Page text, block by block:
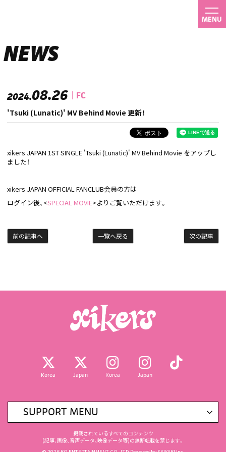
MENU
NEWS
2024.08.26 FC
'Tsuki (Lunatic)' MV Behind Movie 更新！
xikers JAPAN 1ST SINGLE 'Tsuki (Lunatic)' MV Behind Movie をアップし
ました！
xikers JAPAN OFFICIAL FANCLUB会員の方は
ログイン後、<SPECIAL MOVIE>よりご覧いただけます。
次の記事
一覧へ戻る
前の記事へ
Korea Japan Korea Japan
SUPPORT MENU
掲載されているすべてのコンテンツ
(記事、画像、音声データ、映像データ等)の無断転載を禁じます。